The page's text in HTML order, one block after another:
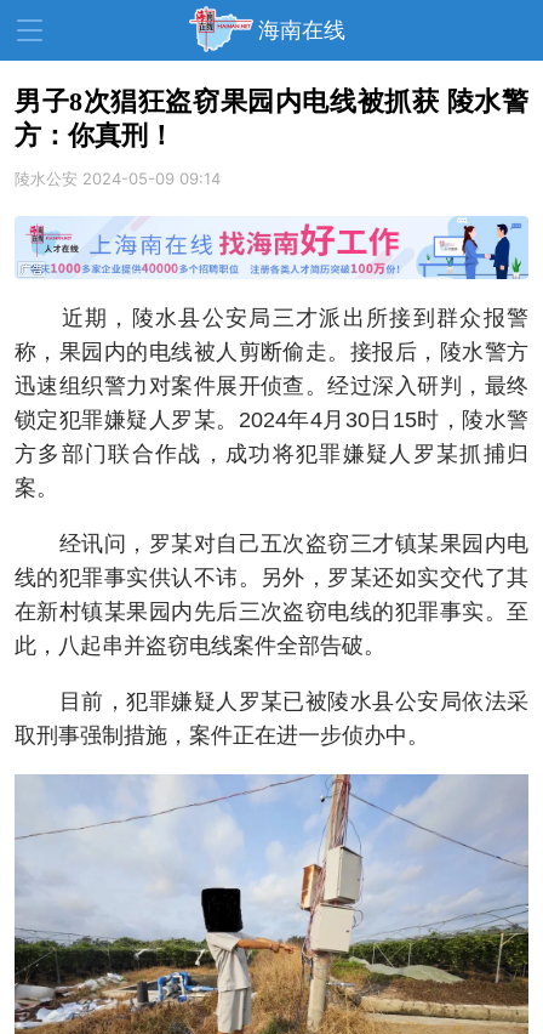
海南在线
资讯中心 热点
教育 健康 房产
生活 演出 活动
展会 走读海南 周末去哪儿
人才在线 天涯企服
男子8次猖狂盗窃果园内电线被抓获 陵水警
方：你真刑！
陵水公安 2024-05-09 09:14
近期，陵水县公安局三才派出所接到群众报警
称，果园内的电线被人剪断偷走。接报后，陵水警方
迅速组织警力对案件展开侦查。经过深入研判，最终
锁定犯罪嫌疑人罗某。2024年4月30日15时，陵水警
方多部门联合作战，成功将犯罪嫌疑人罗某抓捕归
案。
经讯问，罗某对自己五次盗窃三才镇某果园内电
线的犯罪事实供认不讳。另外，罗某还如实交代了其
在新村镇某果园内先后三次盗窃电线的犯罪事实。至
此，八起串并盗窃电线案件全部告破。
目前，犯罪嫌疑人罗某已被陵水县公安局依法采
取刑事强制措施，案件正在进一步侦办中。